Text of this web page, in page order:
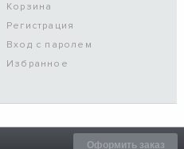
Корзина
Регистрация
Вход с паролем
Избранное
Оформить заказ